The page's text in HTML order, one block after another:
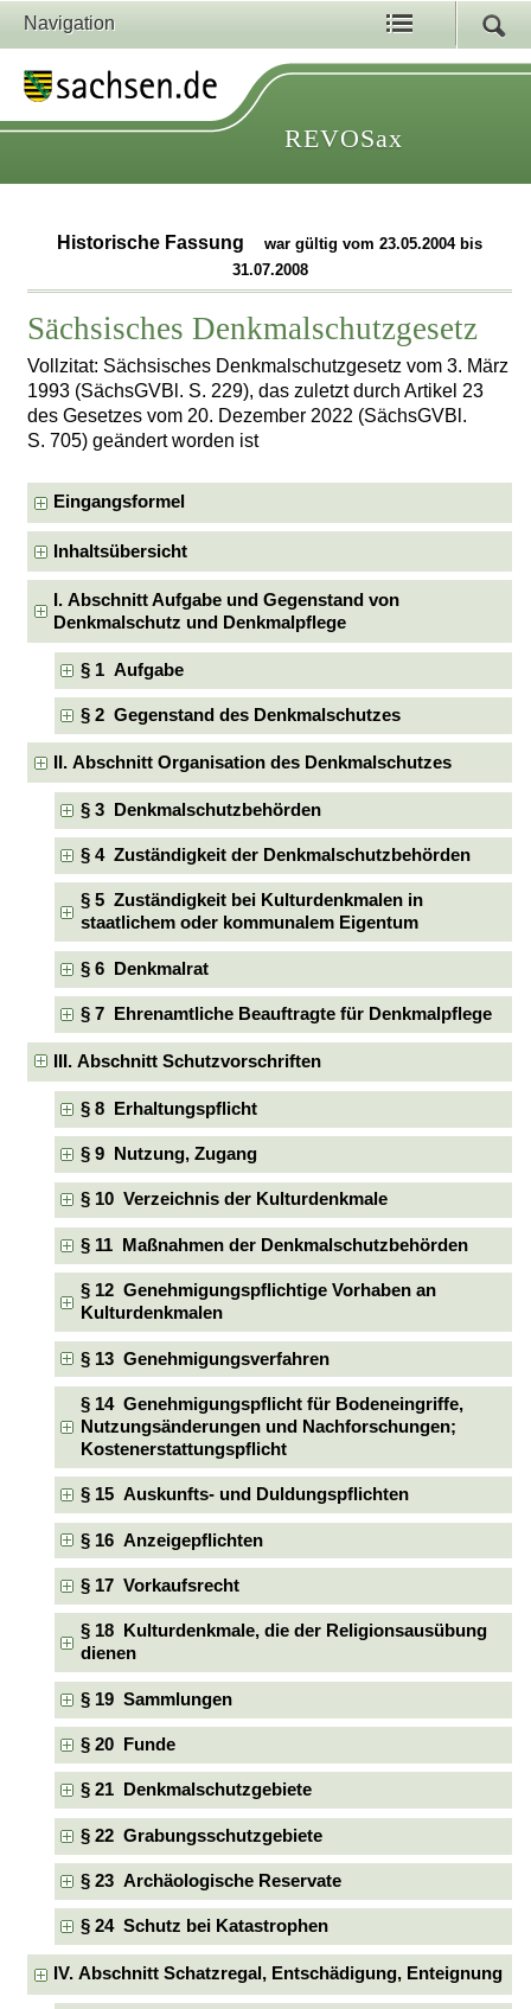
Navigation
REVOSax
Historische Fassung
war gültig vom 23.05.2004 bis
31.07.2008
Sächsisches Denkmalschutzgesetz
Vollzitat: Sächsisches Denkmalschutzgesetz vom 3. März
1993 (SächsGVBl. S. 229), das zuletzt durch Artikel 23
des Gesetzes vom 20. Dezember 2022 (SächsGVBl.
S. 705) geändert worden ist
Eingangsformel
Inhaltsübersicht
I. Abschnitt Aufgabe und Gegenstand von
Denkmalschutz und Denkmalpflege
§ 1 Aufgabe
§ 2 Gegenstand des Denkmalschutzes
II. Abschnitt Organisation des Denkmalschutzes
§ 3 Denkmalschutzbehörden
§ 4 Zuständigkeit der Denkmalschutzbehörden
§ 5 Zuständigkeit bei Kulturdenkmalen in
staatlichem oder kommunalem Eigentum
§ 6 Denkmalrat
§ 7 Ehrenamtliche Beauftragte für Denkmalpflege
III. Abschnitt Schutzvorschriften
§ 8 Erhaltungspflicht
§ 9 Nutzung, Zugang
§ 10 Verzeichnis der Kulturdenkmale
§ 11 Maßnahmen der Denkmalschutzbehörden
§ 12 Genehmigungspflichtige Vorhaben an
Kulturdenkmalen
§ 13 Genehmigungsverfahren
§ 14 Genehmigungspflicht für Bodeneingriffe,
Nutzungsänderungen und Nachforschungen;
Kostenerstattungspflicht
§ 15 Auskunfts- und Duldungspflichten
§ 16 Anzeigepflichten
§ 17 Vorkaufsrecht
§ 18 Kulturdenkmale, die der Religionsausübung
dienen
§ 19 Sammlungen
§ 20 Funde
§ 21 Denkmalschutzgebiete
§ 22 Grabungsschutzgebiete
§ 23 Archäologische Reservate
§ 24 Schutz bei Katastrophen
IV. Abschnitt Schatzregal, Entschädigung, Enteignung